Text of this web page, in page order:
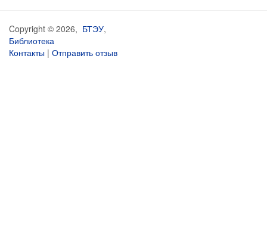
Copyright © 2026, БТЭУ,
Библиотека
Контакты | Отправить отзыв